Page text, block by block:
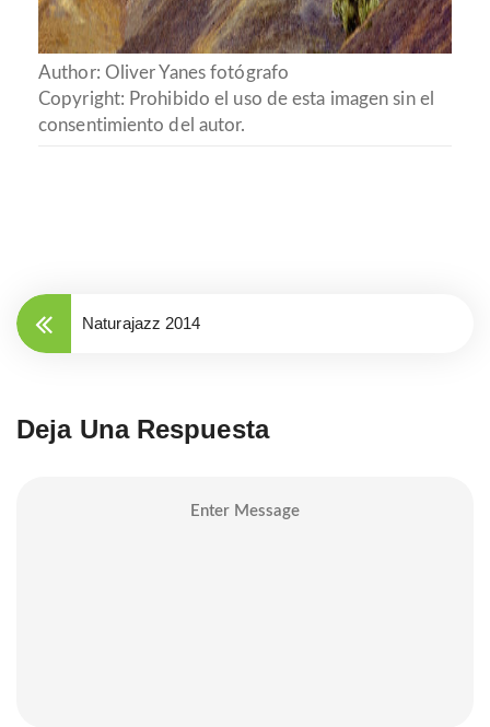
Author: Oliver Yanes fotógrafo
Copyright: Prohibido el uso de esta imagen sin el
consentimiento del autor.
Naturajazz 2014
Deja Una Respuesta